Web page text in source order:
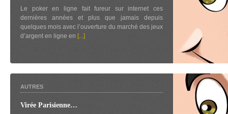
Le poker en ligne fait fureur sur internet ces
dernières années et plus que jamais depuis
quelques mois avec l’ouverture du marché des jeux
d’argent en ligne en [...]
AUTRES
Virée Parisienne…